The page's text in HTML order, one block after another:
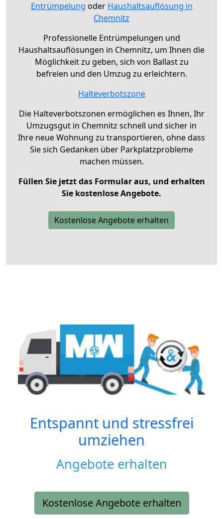
Entrümpelung oder Haushaltsauflösung in
Chemnitz
Professionelle Entrümpelungen und
Haushaltsauflösungen in Chemnitz, um Ihnen die
Möglichkeit zu geben, sich von Ballast zu
befreien und den Umzug zu erleichtern.
Halteverbotszone
Die Halteverbotszonen ermöglichen es Ihnen, Ihr
Umzugsgut in Chemnitz schnell und sicher in
Ihre neue Wohnung zu transportieren, ohne dass
Sie sich Gedanken über Parkplatzprobleme
machen müssen.
Füllen Sie jetzt das Formular aus, und erhalten
Sie kostenlose Angebote.
Kostenlose Angebote erhalten
Entspannt und stressfrei
umziehen
Angebote erhalten
Kostenlose Angebote erhalten